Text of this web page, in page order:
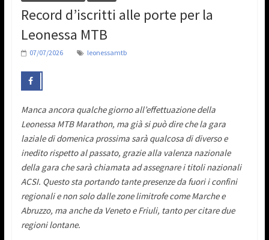
Record d’iscritti alle porte per la
Leonessa MTB
07/07/2026 leonessamtb
Manca ancora qualche giorno all’effettuazione della
Leonessa MTB Marathon, ma già si può dire che la gara
laziale di domenica prossima sarà qualcosa di diverso e
inedito rispetto al passato, grazie alla valenza nazionale
della gara che sarà chiamata ad assegnare i titoli nazionali
ACSI. Questo sta portando tante presenze da fuori i confini
regionali e non solo dalle zone limitrofe come Marche e
Abruzzo, ma anche da Veneto e Friuli, tanto per citare due
regioni lontane.